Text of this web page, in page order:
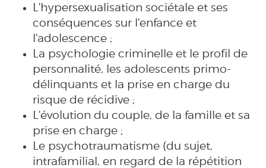
L'hypersexualisation sociétale et ses
conséquences sur l'enfance et
l'adolescence ;
La psychologie criminelle et le profil de
personnalité, les adolescents primo-
délinquants et la prise en charge du
risque de récidive ;
L'évolution du couple, de la famille et sa
prise en charge ;
Le psychotraumatisme (du sujet,
intrafamilial, en regard de la répétition